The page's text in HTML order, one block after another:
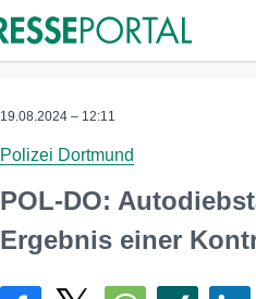
19.08.2024 – 12:11
Polizei Dortmund
POL-DO:
Ergebnis einer